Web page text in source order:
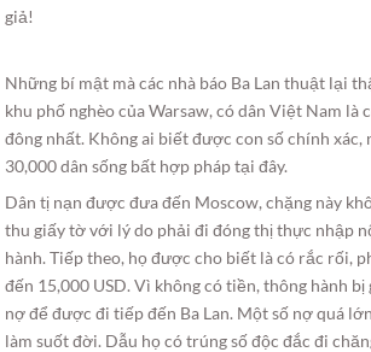
giả!
Những bí mật mà các nhà báo Ba Lan thuật lại
khu phố nghèo của Warsaw, có dân Việt Nam là
đông nhất. Không ai biết được con số chính xác,
30,000 dân sống bất hợp pháp tại đây.
Dân tị nạn được đưa đến Moscow, chặng này
thu giấy tờ với lý do phải đi đóng thị thực nhập
hành. Tiếp theo, họ được cho biết là có rắc rối,
đến 15,000 USD. Vì không có tiền, thông hành
nợ để được đi tiếp đến Ba Lan. Một số nợ quá
làm suốt đời. Dẫu họ có trúng số độc đắc đi